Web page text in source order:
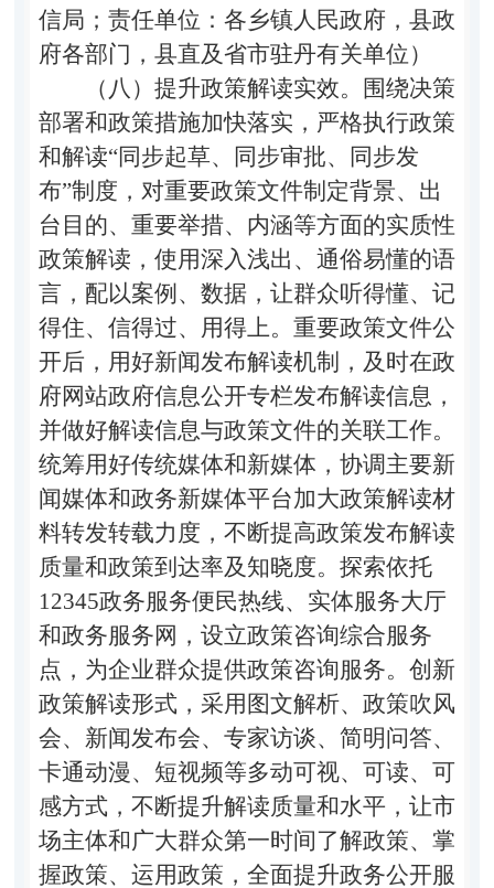
信局；责任单位：各乡镇人民政府，县政
府各部门，县直及省市驻丹有关单位）
（八）提升政策解读实效。
围绕决策
部署和政策措施加快落实，严格执行政策
和解读“同步起草、同步审批、同步发
布”制度，对重要政策文件制定背景、出
台目的、重要举措、内涵等方面的实质性
政策解读，使用深入浅出、通俗易懂的语
言，配以案例、数据，让群众听得懂、记
得住、信得过、用得上。重要政策文件公
开后，用好新闻发布解读机制，及时在政
府网站政府信息公开专栏发布解读信息，
并做好解读信息与政策文件的关联工作。
统筹用好传统媒体和新媒体，协调主要新
闻媒体和政务新媒体平台加大政策解读材
料转发转载力度，不断提高政策发布解读
质量和政策到达率及知晓度。探索依托
12345政务服务便民热线、实体服务大厅
和政务服务网，设立政策咨询综合服务
点，为企业群众提供政策咨询服务。创新
政策解读形式，采用图文解析、政策吹风
会、新闻发布会、专家访谈、简明问答、
卡通动漫、短视频等多动可视、可读、可
感方式，不断提升解读质量和水平，让市
场主体和广大群众第一时间了解政策、掌
握政策、运用政策，全面提升政务公开服